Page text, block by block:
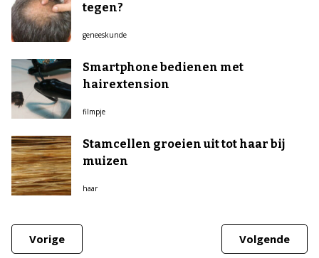
tegen?
geneeskunde
Smartphone bedienen met
hairextension
filmpje
Stamcellen groeien uit tot haar bij
muizen
haar
Vorige Volgende